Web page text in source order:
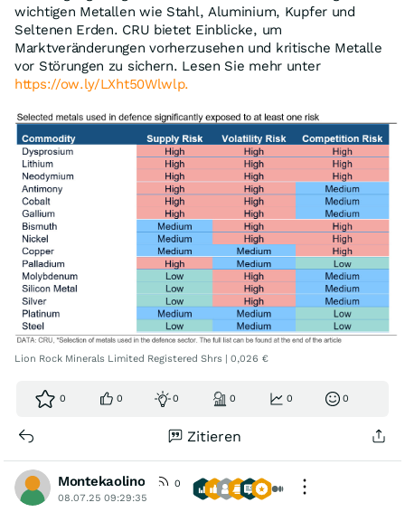
wichtigen Metallen wie Stahl, Aluminium, Kupfer und
Seltenen Erden. CRU bietet Einblicke, um
Marktveränderungen vorherzusehen und kritische Metalle
vor Störungen zu sichern. Lesen Sie mehr unter
https://ow.ly/LXht50Wlwlp.
Lion Rock Minerals Limited Registered Shrs | 0,026 €
0 0 0 0 0 0
Zitieren
Montekaolino
0
08.07.25 09:29:35